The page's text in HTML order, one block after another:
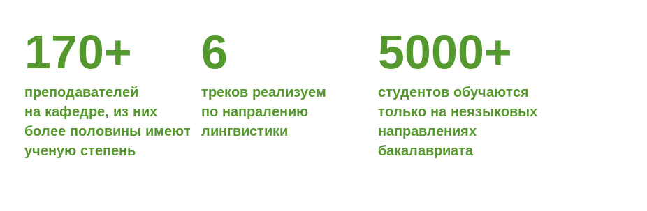
170+
преподавателей
на кафедре, из них
более половины имеют
ученую степень
6
треков реализуем
по напралению
лингвистики
5000+
студентов обучаются
только на неязыковых
направлениях
бакалавриата